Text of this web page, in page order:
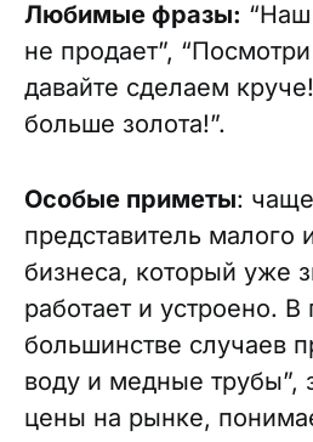
Любимые фразы:
не продает”,
давайте сделаем
больше золота!”.
Особые приметы:
представитель малого
бизнеса, который уже
работает и устроено.
большинстве случаев
воду и медные трубы”,
цены на рынке,